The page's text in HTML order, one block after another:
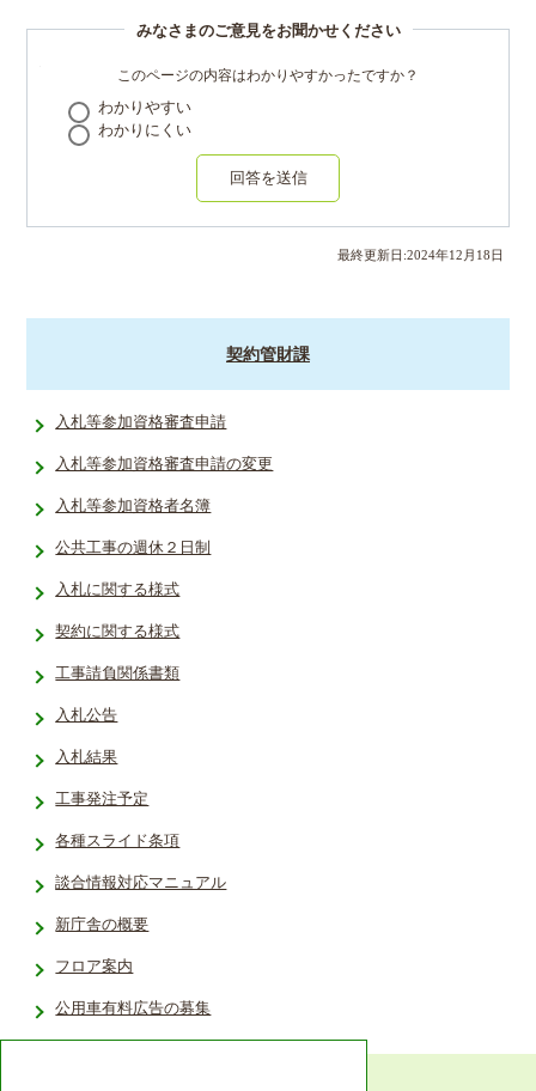
みなさまのご意見をお聞かせください
このページの内容はわかりやすかったですか？
わかりやすい
わかりにくい
回答を送信
最終更新日:2024年12 月 18 日
契約管財課
入札等参加資格審査申請
入札等参加資格審査申請の変更
入札等参加資格者名簿
公共工事の週休２日制
入札に関する様式
契約に関する様式
工事請負関係書類
入札公告
入札結果
工事発注予定
各種スライド条項
談合情報対応マニュアル
新庁舎の概要
フロア案内
公用車有料広告の募集